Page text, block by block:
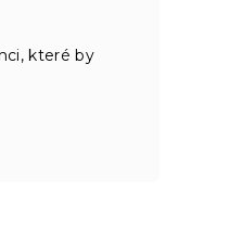
které by